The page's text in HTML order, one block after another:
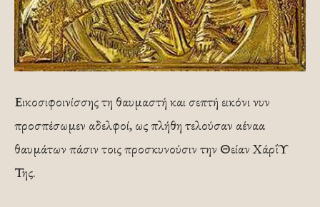
Εικοσιφοινίσσης τη θαυμαστή και σεπτή εικόνι νυν
προσπέσωμεν αδελφοί, ως πλήθη τελούσαν αέναα
θαυμάτων πάσιν τοις προσκυνούσιν την Θείαν ΧάρΐΥ
Της.